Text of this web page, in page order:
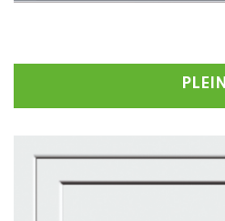
PLEIN